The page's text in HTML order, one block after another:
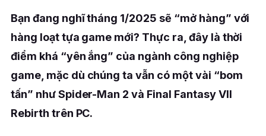
Bạn đang nghĩ tháng 1/2025 sẽ “mở hàng” với
hàng loạt tựa game mới? Thực ra, đây là thời
điểm khá “yên ắng” của ngành công nghiệp
game, mặc dù chúng ta vẫn có một vài “bom
tấn” như Spider-Man 2 và Final Fantasy VII
Rebirth trên PC.